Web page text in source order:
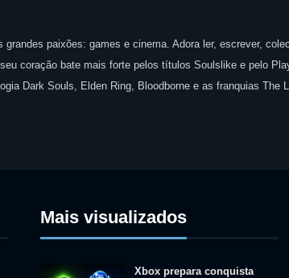
grandes paixões: games e cinema. Adora ler, escrever,
coração bate mais forte pelos títulos Soulslike e pelo
Dark Souls, Elden Ring, Bloodborne e as franquias The
Mais visualizados
Xbox prepara conquista